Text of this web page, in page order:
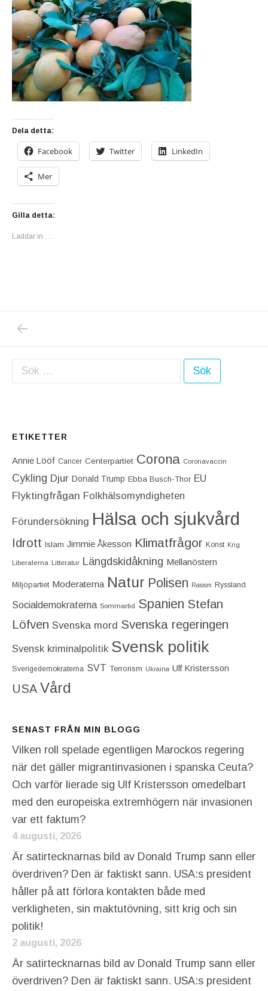
Dela detta:
Facebook Twitter LinkedIn
Mer
Gilla detta:
Laddar in …
Inläggsnavigering
Sök efter:
ETIKETTER
Annie Lööf Cancer Centerpartiet‎ Corona Coronavaccin
Cykling Djur Donald Trump Ebba Busch-Thor EU
Flyktingfrågan Folkhälsomyndigheten
Förundersökning Hälsa och sjukvård
Idrott Islam Jimmie Åkesson Klimatfrågor Konst Krig
Liberalerna Litteratur Längdskidåkning Mellanöstern
Miljöpartiet Moderaterna Natur Polisen Rasism Ryssland
Socialdemokraterna Sommartid Spanien Stefan
Löfven Svenska mord Svenska regeringen
Svensk kriminalpolitik Svensk politik
Sverigedemokraterna SVT Terrorism Ukraina Ulf Kristersson
USA Vård
SENAST FRÅN MIN BLOGG
Vilken roll spelade egentligen Marockos regering
när det gäller migrantinvasionen i spanska Ceuta?
Och varför lierade sig Ulf Kristersson omedelbart
med den europeiska extremhögern när invasionen
var ett faktum?
4 augusti, 2026
Är satirtecknarnas bild av Donald Trump sann eller
överdriven? Den är faktiskt sann. USA:s president
håller på att förlora kontakten både med
verkligheten, sin maktutövning, sitt krig och sin
politik!
2 augusti, 2026
Är satirtecknarnas bild av Donald Trump sann eller
överdriven? Den är faktiskt sann. USA:s president